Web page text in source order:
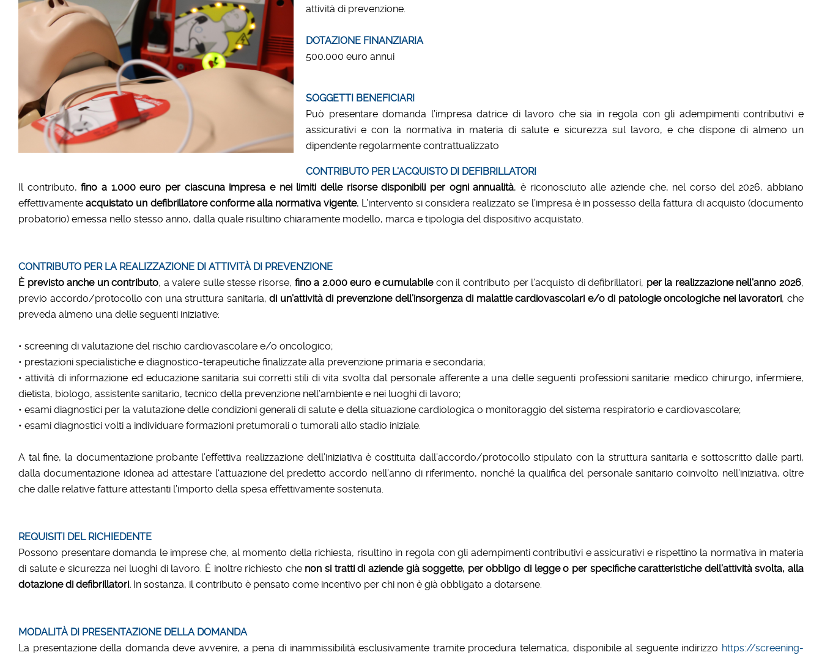
attività di prevenzione.
DOTAZIONE FINANZIARIA
500.000 euro annui
SOGGETTI BENEFICIARI
Può presentare domanda l’impresa datrice di lavoro che sia in regola con gli adempimenti contributivi e
assicurativi e con la normativa in materia di salute e sicurezza sul lavoro, e che dispone di almeno un
dipendente regolarmente contrattualizzato
CONTRIBUTO PER L’ACQUISTO DI DEFIBRILLATORI
Il contributo, fino a 1.000 euro per ciascuna impresa e nei limiti delle risorse disponibili per ogni annualità, è riconosciuto alle aziende che, nel corso del 2026, abbiano
effettivamenteacquistato un defibrillatore conforme alla normativa vigente. L’intervento si considera realizzato se l’impresa è in possesso della fattura di acquisto (documento
probatorio) emessa nello stesso anno, dalla quale risultino chiaramente modello, marca e tipologia del dispositivo acquistato.
CONTRIBUTO PER LA REALIZZAZIONE DI ATTIVITÀDI PREVENZIONE
È previsto anche un contributo, a valere sulle stesse risorse, fino a 2.000 euro e cumulabilecon il contributo per l’acquisto di defibrillatori, per la realizzazione nell'anno 2026,
previo accordo/protocollo con una struttura sanitaria,di un’attività di prevenzione dell’insorgenza di malattie cardiovascolari e/o di patologie oncologiche nei lavoratori, che
preveda almeno una delle seguenti iniziative:
• screening di valutazione del rischio cardiovascolare e/o oncologico;
• prestazioni specialistiche e diagnostico-terapeutiche finalizzate alla prevenzione primaria e secondaria;
• attività di informazione ed educazione sanitaria sui corretti stili di vita svolta dal personale afferente a una delle seguenti professioni sanitarie: medico chirurgo, infermiere,
dietista, biologo, assistente sanitario, tecnico della prevenzione nell’ambiente e nei luoghi di lavoro;
• esami diagnostici per la valutazione delle condizioni generali di salute e della situazione cardiologica o monitoraggio del sistema respiratorio e cardiovascolare;
• esami diagnostici volti a individuare formazioni pretumorali o tumorali allo stadio iniziale.
A tal fine, la documentazione probante l’effettiva realizzazione dell’iniziativa è costituita dall’accordo/protocollo stipulato con la struttura sanitaria e sottoscritto dalle parti,
dalla documentazione idonea ad attestare l‘attuazione del predetto accordo nell’anno di riferimento, nonché la qualifica del personale sanitario coinvolto nell’iniziativa, oltre
che dalle relative fatture attestanti l’importo della spesa effettivamente sostenuta.
REQUISITI DEL RICHIEDENTE
Possono presentare domanda le imprese che, al momento della richiesta, risultino in regola con gli adempimenti contributivi e assicurativi e rispettino la normativa in materia
di salute e sicurezza nei luoghi di lavoro. È inoltre richiesto che non si tratti di aziende già soggette, per obbligo di legge o per specifiche caratteristiche dell’attività svolta, alla
dotazione di defibrillatori. In sostanza, il contributo è pensato come incentivo per chi non è già obbligato a dotarsene.
MODALITÀDI PRESENTAZIONE DELLA DOMANDA
La presentazione della domanda deve avvenire, a pena di inammissibilità esclusivamente tramite procedura telematica, disponibile al seguente indirizzo https://screening-